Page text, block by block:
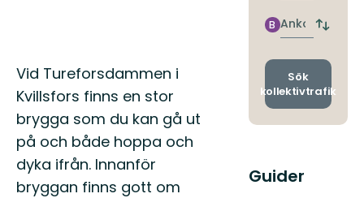
Beskrivning
Vid Tureforsdammen i
Kvillsfors finns en stor
brygga som du kan gå ut
på och både hoppa och
dyka ifrån. Innanför
bryggan finns gott om
Ankomst
B
Byt
och
Sök
kollektivtrafik
Guider